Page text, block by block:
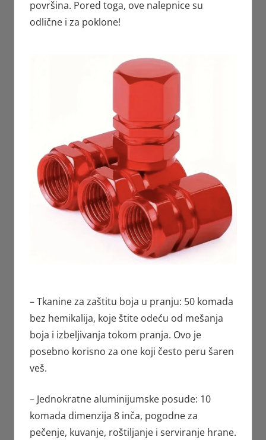
površina. Pored toga, ove nalepnice su
odlične i za poklone!
– Tkanine za zaštitu boja u pranju: 50 komada
bez hemikalija, koje štite odeću od mešanja
boja i izbeljivanja tokom pranja. Ovo je
posebno korisno za one koji često peru šaren
veš.
– Jednokratne aluminijumske posude: 10
komada dimenzija 8 inča, pogodne za
pečenje, kuvanje, roštiljanje i serviranje hrane.